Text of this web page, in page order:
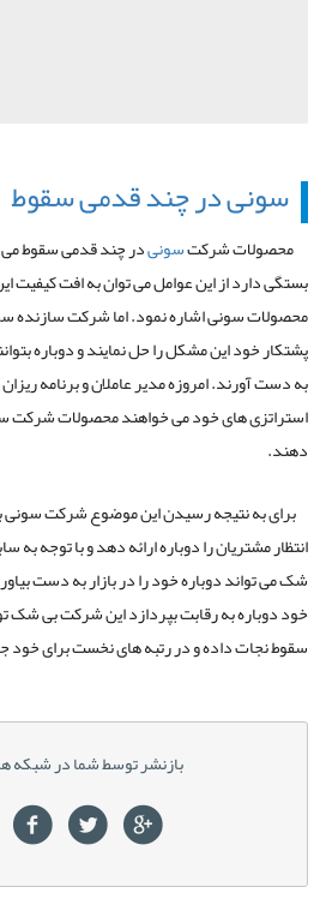
سونی در چند قدمی سقوط
محصولات شرکتسونیدر چند قدمی سقوط می
بستگی دارد از این عوامل می توان به افت کیفیت
محصولات سونی اشاره نمود. اما شرکت سازنده
پشتکار خود این مشکل را حل نمایند و دوباره
به دست آورند. امروزه مدیر عاملان و برنامه
استراتزی های خود می خواهند محصولات شرکت
دهند.
برای به نتیجه رسیدن این موضوع شرکت سونی
انتظار مشتریان را دوباره ارائه دهد و با توجه
شک می تواند دوباره خود را در بازار به دست
خود دوباره به رقابت بپردازد این شرکت بی شک
سقوط نجات داده و در رتبه های نخست برای خود
بازنشر توسط شما در شبکه